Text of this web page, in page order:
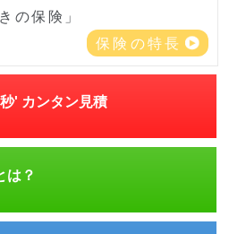
の保険」
保険の特長
' カンタン見積
は？